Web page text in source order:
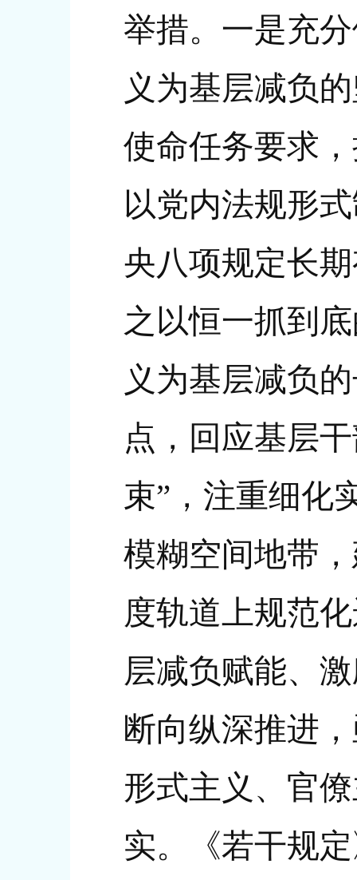
举措。一是充
义为基层减负
使命任务要求
以党内法规形
央八项规定长
之以恒一抓到
义为基层减负
点，回应基层
束”，注重细化
模糊空间地带
度轨道上规范
层减负赋能、
断向纵深推进
形式主义、官
实。《若干规